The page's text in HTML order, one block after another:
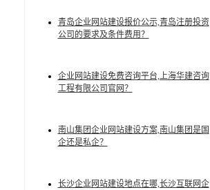
青岛企业网站建设报价公示,青岛注册投资
公司的要求及条件费用？
企业网站建设免费咨询平台,上海华建咨询
工程有限公司官网？
南山集团企业网站建设方案,南山集团是国
企还是私企？
长沙企业网站建设地点在哪,长沙互联网企